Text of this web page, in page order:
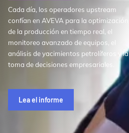
Cada día, los operadores upstream
confían en AVEVA para la optimización
de la producción en tiempo real, el
monitoreo avanzado de equipos, el
análisis de yacimientos petrolíferos y la
toma de decisiones empresariales.
Lea el informe